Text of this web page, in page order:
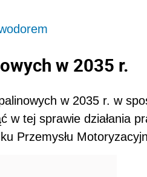
w 2035 r.
w 2035 r. w
w tej sprawie działania
Przemysłu